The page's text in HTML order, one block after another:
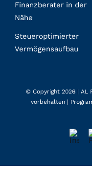
Finanzberater in der
Nähe
Steueroptimierter
Vermögensaufbau
© Copyright 2026 | AL
vorbehalten |